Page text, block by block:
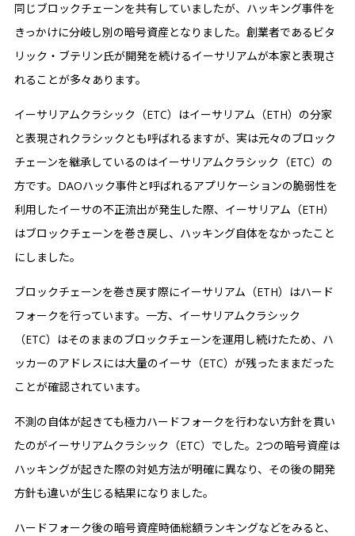
同じブロックチェーンを共有していましたが、ハッキング事件を
きっかけに分岐し別の暗号資産となりました。創業者であるビタ
リック・ブテリン氏が開発を続けるイーサリアムが本家と表現さ
れることが多々あります。
イーサリアムクラシック（ETC）はイーサリアム（ETH）の分家
と表現されクラシックとも呼ばれるますが、実は元々のブロック
チェーンを継承しているのはイーサリアムクラシック（ETC）の
方です。DAOハック事件と呼ばれるアプリケーションの脆弱性を
利用したイーサの不正流出が発生した際、イーサリアム（ETH）
はブロックチェーンを巻き戻し、ハッキング自体をなかったこと
にしました。
ブロックチェーンを巻き戻す際にイーサリアム（ETH）はハード
フォークを行っています。一方、イーサリアムクラシック
（ETC）はそのままのブロックチェーンを運用し続けたため、ハ
ッカーのアドレスには大量のイーサ（ETC）が残ったままだった
ことが確認されています。
不測の自体が起きても極力ハードフォークを行わない方針を貫い
たのがイーサリアムクラシック（ETC）でした。2つの暗号資産は
ハッキングが起きた際の対処方法が明確に異なり、その後の開発
方針も違いが生じる結果になりました。
ハードフォーク後の暗号資産時価総額ランキングなどをみると、